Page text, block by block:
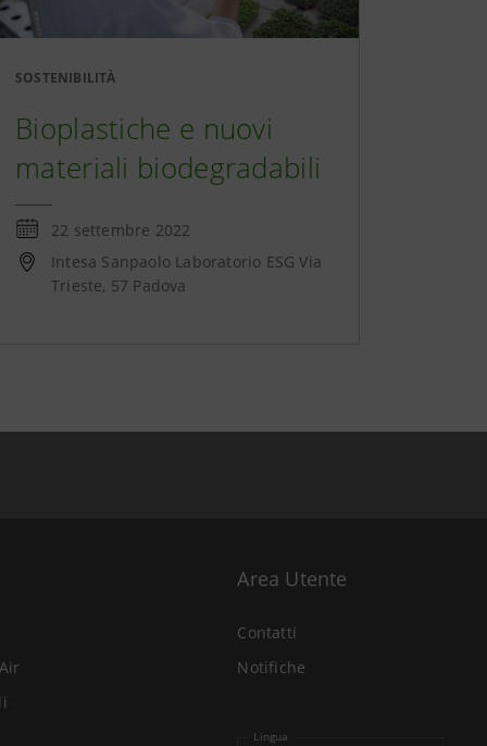
SOSTENIBILITÀ
Bioplastiche e nuovi
materiali biodegradabili
22 settembre 2022
Intesa Sanpaolo Laboratorio ESG Via
Trieste, 57 Padova
Area Utente
Contatti
Notifiche
Lingua